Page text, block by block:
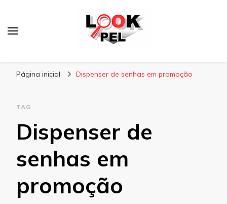
Página inicial Dispenser de senhas em promoção
TAG
Dispenser de
senhas em
promoção